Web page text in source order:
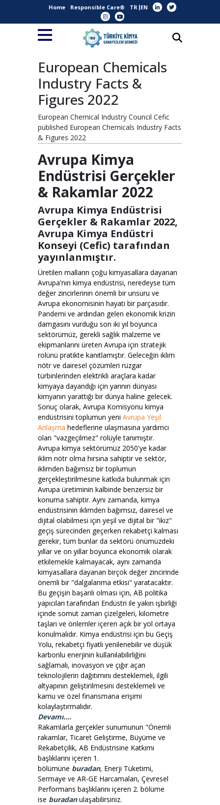
Home Responsible Care® TR EN
European Chemicals
Industry Facts &
Figures 2022
European Chemical Industry Council Cefic
published European Chemicals Industry Facts
& Figures 2022
Avrupa Kimya
Endüstrisi Gerçekler
& Rakamlar 2022
Avrupa Kimya Endüstrisi
Gerçekler & Rakamlar 2022,
Avrupa Kimya Endüstri
Konseyi (Cefic) tarafından
yayınlanmıştır.
Üretilen malların çoğu kimyasallara dayanan
Avrupa'nın kimya endüstrisi, neredeyse tüm
değer zincirlerinin önemli bir unsuru ve
Avrupa ekonomisinin hayati bir parçasıdır.
Pandemi ve ardından gelen ekonomik krizin
damgasını vurduğu son iki yıl boyunca
sektörümüz, gerekli sağlık malzeme ve
ekipmanlarını üreten Avrupa için stratejik
rolünü pratikte kanıtlamıştır. Geleceğin iklim
nötr ve dairesel çözümleri rüzgar
türbinlerinden elektrikli araçlara kadar
kimyaya dayandığı için yarının dünyası
kimyanın yarattığı bir dünya haline gelecek.
Sonuç olarak, Avrupa Komisyonu kimya
endüstrisini toplumun yeniAvrupa Yeşil
Anlaşma hedeflerine ulaşmasına yardımcı
olan "vazgeçilmez" rolüyle tanımıştır.
Avrupa kimya sektörümüz 2050'ye kadar
iklim nötr olma hırsına sahiptir ve sektör,
iklimden bağımsız bir toplumun
gerçekleştirilmesine katkıda bulunmak için
Avrupa üretiminin kalbinde benzersiz bir
konuma sahiptir. Aynı zamanda, kimya
endüstrisinin iklimden bağımsız, dairesel ve
dijital olabilmesi için yeşil ve dijital bir "ikiz"
geçiş sürecinden geçerken rekabetçi kalması
gerekir, tüm bunlar da sektörü önümüzdeki
yıllar ve on yıllar boyunca ekonomik olarak
etkilemekle kalmayacak, aynı zamanda
kimyasallara dayanan birçok değer zincirinde
önemli bir "dalgalanma etkisi" yaratacaktır.
Bu geçişin başarılı olması için, AB politika
yapıcıları tarafından Endüstri ile yakın işbirliği
içinde somut zaman çizelgeleri, kilometre
taşları ve önlemler içeren açık bir yol ortaya
konulmalıdır. Kimya endüstrisi için bu Geçiş
Yolu, rekabetçi fiyatlı yenilenebilir ve düşük
karbonlu enerjinin kullanılabilirliğini
sağlamalı, inovasyon ve çığır açan
teknolojilerin dağıtımını desteklemeli, ilgili
altyapının geliştirilmesini desteklemeli ve
kamu ve özel finansmana erişimi
kolaylaştırmalıdır.
Devamı....
Rakamlarla gerçekler sunumunun "Önemli
rakamlar, Ticaret Geliştirme, Büyüme ve
Rekabetçilik, AB Endüstrisine Katkımı
başlıklarını içeren 1.
bölümüne buradan, Enerji Tüketimi,
Sermaye ve AR-GE Harcamaları, Çevresel
Performans başlıklarını içeren 2. bölüme
ise buradanulaşabilirsiniz.